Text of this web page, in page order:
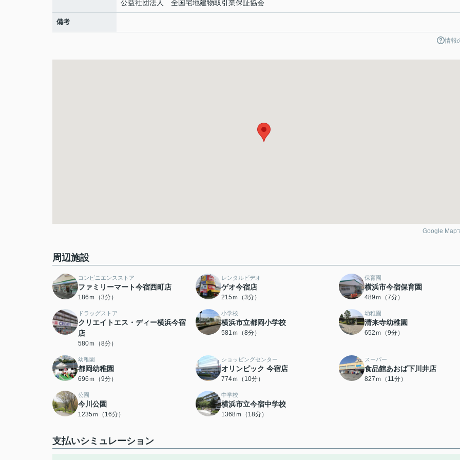
公益社団法人 全国宅地建物取引業保証協会
備考
情報
Google Map
周辺施設
コンビニエンスストア
ファミリーマート今宿西町店
186ｍ（3分）
レンタルビデオ
ゲオ今宿店
215ｍ（3分）
保育園
横浜市今宿保育園
489ｍ（7分）
ドラッグストア
クリエイトエス・ディー横浜今宿
店
580ｍ（8分）
小学校
横浜市立都岡小学校
581ｍ（8分）
幼稚園
清来寺幼稚園
652ｍ（9分）
幼稚園
都岡幼稚園
696ｍ（9分）
ショッピングセンター
オリンピック 今宿店
774ｍ（10分）
スーパー
食品館あおば下川井店
827ｍ（11分）
公園
今川公園
1235ｍ（16分）
中学校
横浜市立今宿中学校
1368ｍ（18分）
支払いシミュレーション